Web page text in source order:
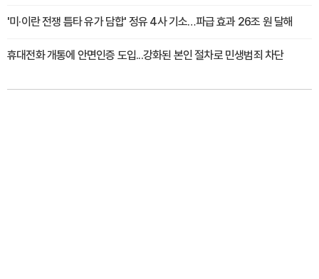
'미·이란 전쟁 틈타 유가 담합' 정유 4사 기소…파급 효과 26조 원 달해
휴대전화 개통에 안면인증 도입...강화된 본인 절차로 민생범죄 차단